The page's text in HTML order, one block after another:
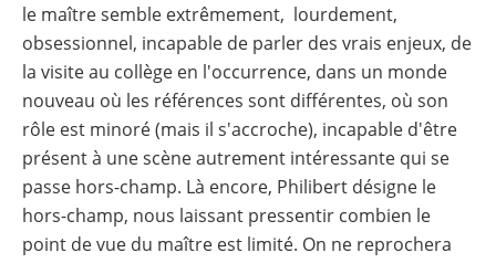
le maître semble extrêmement, lourdement,
obsessionnel, incapable de parler des vrais enjeux, de
la visite au collège en l'occurrence, dans un monde
nouveau où les références sont différentes, où son
rôle est minoré (mais il s'accroche), incapable d'être
présent à une scène autrement intéressante qui se
passe hors-champ. Là encore, Philibert désigne le
hors-champ, nous laissant pressentir combien le
point de vue du maître est limité. On ne reprochera